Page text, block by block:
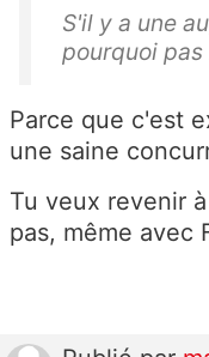
S'il y a une
pourquoi pas
Parce que c'est
une saine
Tu veux revenir
pas, même avec